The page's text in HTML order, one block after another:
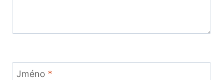
Jméno *